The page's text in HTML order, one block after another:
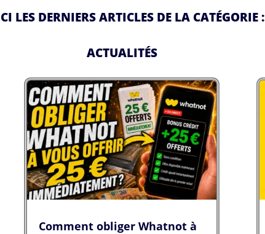
LES DERNIERS ARTICLES DE LA CATÉGORIE :
ACTUALITÉS
Comment obliger Whatnot à